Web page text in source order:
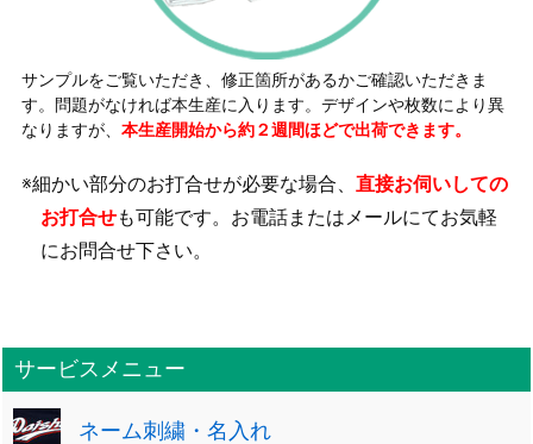
サンプルをご覧いただき、修正箇所があるかご確認いただきま
す。問題がなければ本生産に入ります。デザインや枚数により異
なりますが、 本生産開始から約２週間ほどで出荷できます。
※細かい部分のお打合せが必要な場合、 直接お伺いしての
お打合せも可能です。お電話またはメールにてお気軽
にお問合せ下さい。
サービスメニュー
ネーム刺繍・名入れ